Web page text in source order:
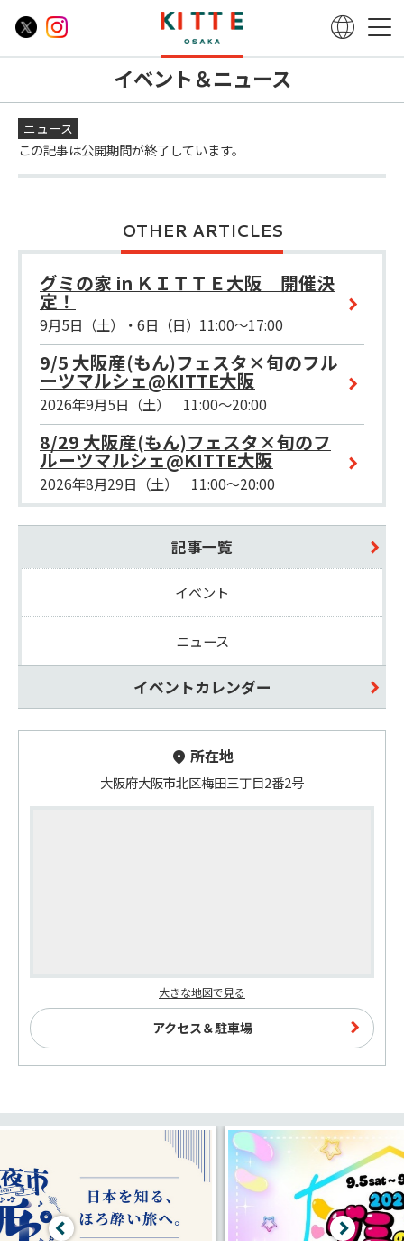
イベント＆ニュース
ニュース
この記事は公開期間が終了しています。
OTHER ARTICLES
グミの家 in ＫＩＴＴＥ大阪 開催決
定！
9月5日（土）・6日（日）11:00～17:00
9/5 大阪産(もん)フェスタ×旬のフル
ーツマルシェ@KITTE大阪
2026年9月5日（土） 11:00～20:00
8/29 大阪産(もん)フェスタ×旬のフ
ルーツマルシェ@KITTE大阪
2026年8月29日（土） 11:00～20:00
記事一覧
イベント
ニュース
イベントカレンダー
所在地
大阪府大阪市北区梅田三丁目2番2号
大きな地図で見る
アクセス＆駐車場